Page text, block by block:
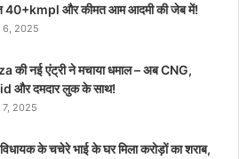
40+kmpl और कीमत आम आदमी की जेब में!
6, 2025
की नई एंट्री ने मचाया धमाल – अब CNG,
और दमदार लुक के साथ!
7, 2025
के चचेरे भाई के घर मिला करोड़ों का शराब,